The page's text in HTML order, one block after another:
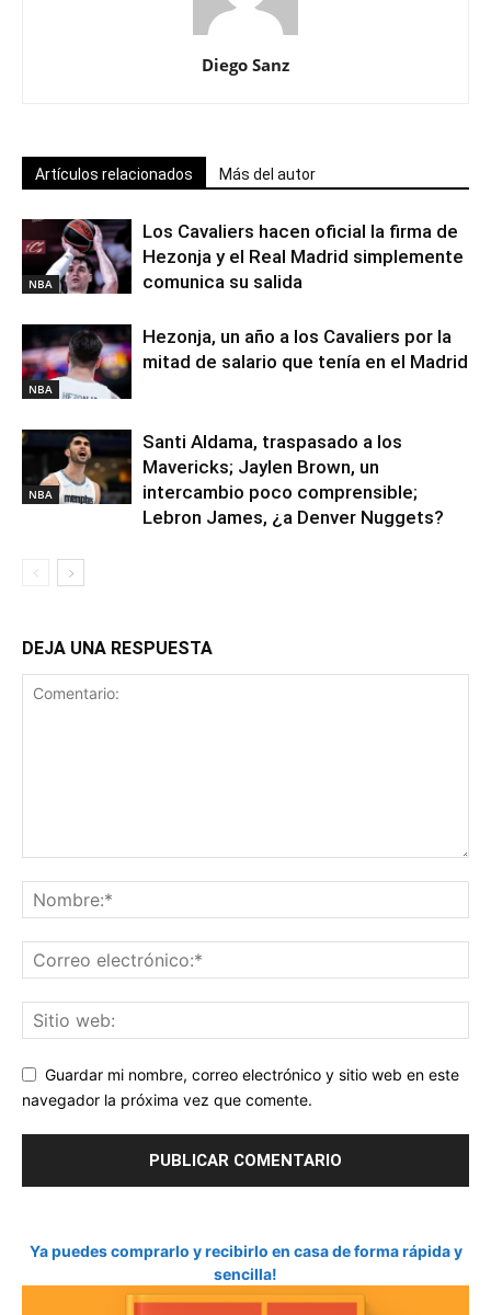
Diego Sanz
Artículos relacionados Más del autor
NBA
Los Cavaliers hacen oficial la firma de
Hezonja y el Real Madrid simplemente
comunica su salida
NBA
Hezonja, un año a los Cavaliers por la
mitad de salario que tenía en el Madrid
NBA
Santi Aldama, traspasado a los
Mavericks; Jaylen Brown, un
intercambio poco comprensible;
Lebron James, ¿a Denver Nuggets?
DEJA UNA RESPUESTA
Guardar mi nombre, correo electrónico y sitio web en este
navegador la próxima vez que comente.
Ya puedes comprarlo y recibirlo en casa de forma rápida y
sencilla!